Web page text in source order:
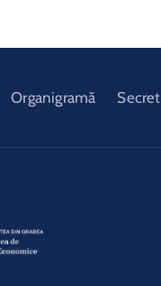
Organigramă